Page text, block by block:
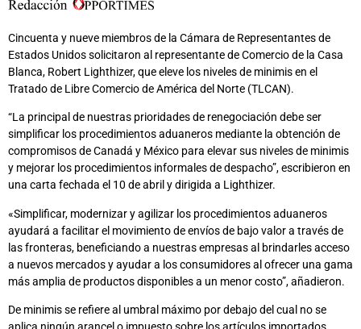
Cincuenta y nueve miembros de la Cámara de Representantes de
Estados Unidos solicitaron al representante de Comercio de la Casa
Blanca, Robert Lighthizer, que eleve los niveles de minimis en el
Tratado de Libre Comercio de América del Norte (TLCAN).
“La principal de nuestras prioridades de renegociación debe ser
simplificar los procedimientos aduaneros mediante la obtención de
compromisos de Canadá y México para elevar sus niveles de minimis
y mejorar los procedimientos informales de despacho”, escribieron en
una carta fechada el 10 de abril y dirigida a Lighthizer.
«Simplificar, modernizar y agilizar los procedimientos aduaneros
ayudará a facilitar el movimiento de envíos de bajo valor a través de
las fronteras, beneficiando a nuestras empresas al brindarles acceso
a nuevos mercados y ayudar a los consumidores al ofrecer una gama
más amplia de productos disponibles a un menor costo”, añadieron.
De minimis se refiere al umbral máximo por debajo del cual no se